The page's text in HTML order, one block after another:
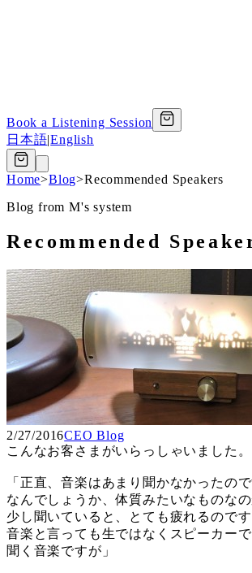
Book a Listening Session
日本語|English
Home>Blog>Recommended Speakers
Blog from M's system
Recommended
2/27/2016CEO Blog
こんなお客さまがいらっしゃいました。
「正直、音楽はあまり聞かなかったので
なんでしょうか、体質みたいなものなの
少し聞いていると、とても疲れるのです
音楽と言っても生ではなくスピーカーで
聞く音楽ですが」